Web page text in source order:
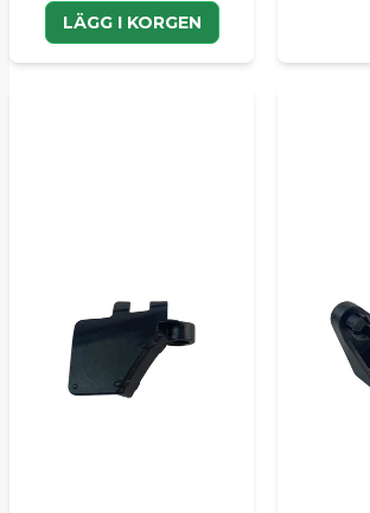
LÄGG I KORGEN